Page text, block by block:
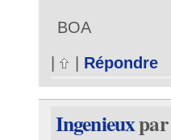
BOA
Répondre
Ingenieuxpar